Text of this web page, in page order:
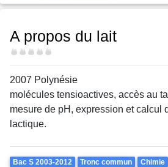
A propos du lait
Difficulté
2007 Polynésie
molécules tensioactives, accès au
mesure de pH, expression et calcul
lactique.
Theme
Bac S 2003-2012 Tronc commun
Chimie